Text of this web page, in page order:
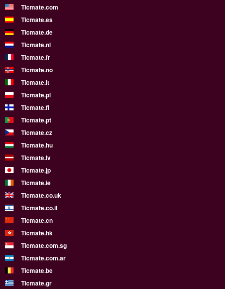
Ticmate.com
Ticmate.es
Ticmate.de
Ticmate.nl
Ticmate.fr
Ticmate.no
Ticmate.it
Ticmate.pl
Ticmate.fi
Ticmate.pt
Ticmate.cz
Ticmate.hu
Ticmate.lv
Ticmate.jp
Ticmate.ie
Ticmate.co.uk
Ticmate.co.il
Ticmate.cn
Ticmate.hk
Ticmate.com.sg
Ticmate.com.ar
Ticmate.be
Ticmate.gr